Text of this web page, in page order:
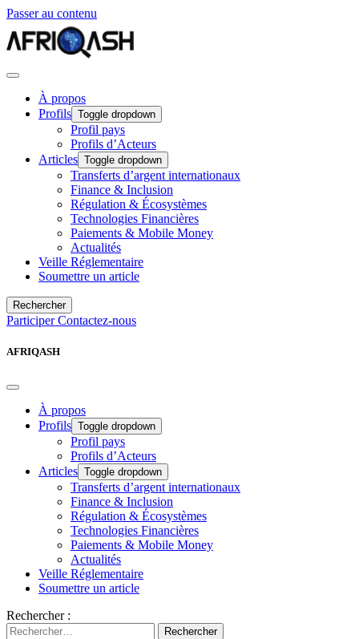
Passer au contenu
À propos
Profils Toggle dropdown
Profil pays
Profils d’Acteurs
Articles Toggle dropdown
Transferts d’argent internationaux
Finance & Inclusion
Régulation & Écosystèmes
Technologies Financières
Paiements & Mobile Money
Actualités
Veille Réglementaire
Soumettre un article
Rechercher
ParticiperContactez-nous
AFRIQASH
À propos
Profils Toggle dropdown
Profil pays
Profils d’Acteurs
Articles Toggle dropdown
Transferts d’argent internationaux
Finance & Inclusion
Régulation & Écosystèmes
Technologies Financières
Paiements & Mobile Money
Actualités
Veille Réglementaire
Soumettre un article
Rechercher :
Rechercher